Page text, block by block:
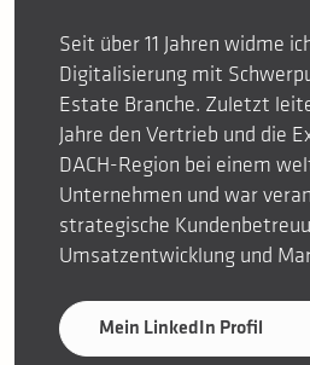
Seit über 11 Jahren widme
Digitalisierung mit
Estate Branche. Zuletzt
Jahre den Vertrieb und die
DACH-Region bei einem
Unternehmen und war
strategische
Umsatzentwicklung und
Mein LinkedIn Profil